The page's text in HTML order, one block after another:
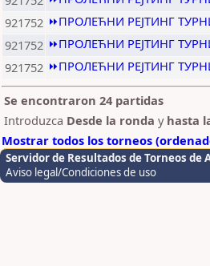
921752 ⏩ПРОЛЕЋНИ РЕЈТИНГ
921752 ⏩ПРОЛЕЋНИ РЕЈТИНГ
921752 ⏩ПРОЛЕЋНИ РЕЈТИНГ
Se encontraron 24 partidas
Introduzca Desde la ronda y hasta
Mostrar todos los torneos
Servidor de Resultados de Torneos de
Aviso legal/Condiciones de uso